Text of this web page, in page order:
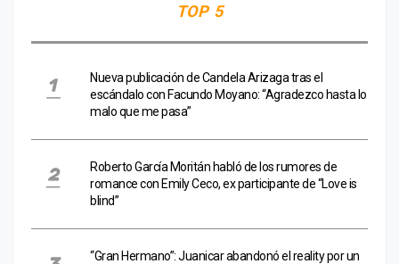
TOP 5
Nueva publicación de Candela Arizaga tras el
escándalo con Facundo Moyano: “Agradezco hasta lo
malo que me pasa”
Roberto García Moritán habló de los rumores de
romance con Emily Ceco, ex participante de “Love is
blind”
“Gran Hermano”: Juanicar abandonó el reality por un